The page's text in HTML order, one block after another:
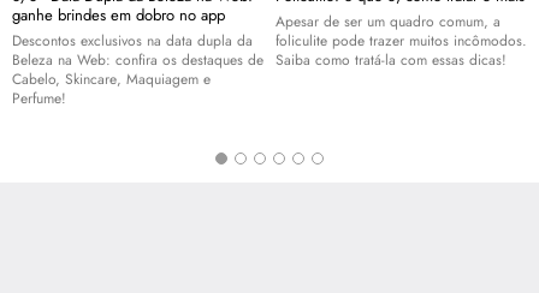
ganhe brindes em dobro no app
Descontos exclusivos na data dupla da
Beleza na Web: confira os destaques de
Cabelo, Skincare, Maquiagem e
Perfume!
Apesar de ser um quadro comum, a
foliculite pode trazer muitos incômodos.
Saiba como tratá-la com essas dicas!